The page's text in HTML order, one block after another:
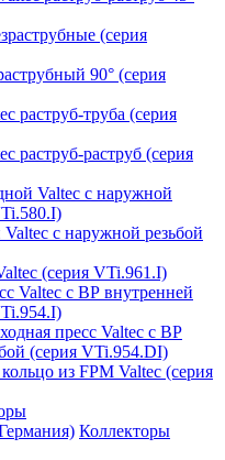
(серия
90° (серия
раструб-труба (серия
раструб-раструб (серия
Valtec с наружной
с наружной резьбой
(серия VTi.961.I)
Valtec с ВР внутренней
пресс Valtec с ВР
(серия VTi.954.DI)
из FPM Valtec (серия
Коллекторы